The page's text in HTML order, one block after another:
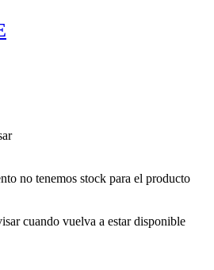
no tenemos stock para el producto
cuando vuelva a estar disponible